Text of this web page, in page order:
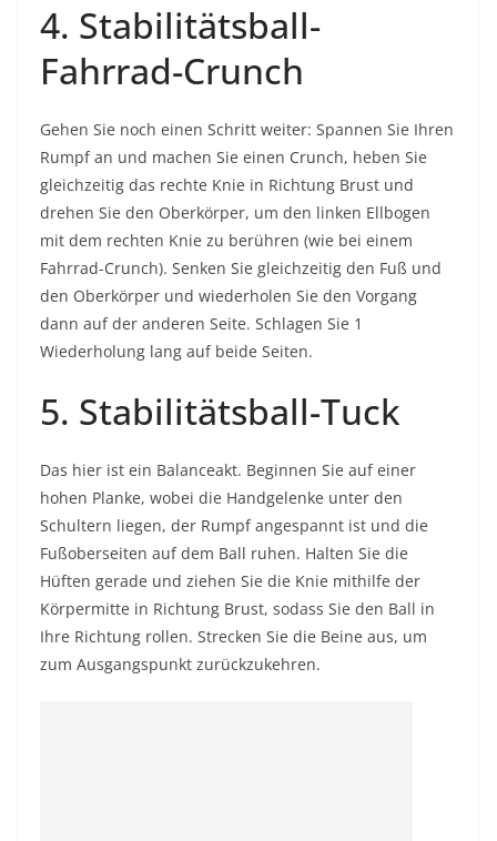
4. Stabilitätsball-
Fahrrad-Crunch
Gehen Sie noch einen Schritt weiter: Spannen Sie Ihren
Rumpf an und machen Sie einen Crunch, heben Sie
gleichzeitig das rechte Knie in Richtung Brust und
drehen Sie den Oberkörper, um den linken Ellbogen
mit dem rechten Knie zu berühren (wie bei einem
Fahrrad-Crunch). Senken Sie gleichzeitig den Fuß und
den Oberkörper und wiederholen Sie den Vorgang
dann auf der anderen Seite. Schlagen Sie 1
Wiederholung lang auf beide Seiten.
5. Stabilitätsball-Tuck
Das hier ist ein Balanceakt. Beginnen Sie auf einer
hohen Planke, wobei die Handgelenke unter den
Schultern liegen, der Rumpf angespannt ist und die
Fußoberseiten auf dem Ball ruhen. Halten Sie die
Hüften gerade und ziehen Sie die Knie mithilfe der
Körpermitte in Richtung Brust, sodass Sie den Ball in
Ihre Richtung rollen. Strecken Sie die Beine aus, um
zum Ausgangspunkt zurückzukehren.